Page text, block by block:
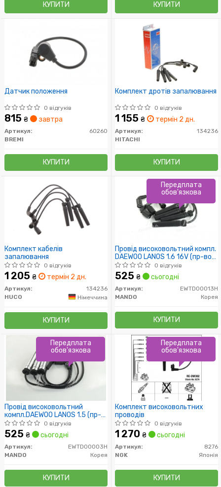
КУПИТИ КУПИТИ
Датчик положення
0 відгуків
815 ₴ завтра
Артикул:
60260
BREMI
КУПИТИ
Комплект дротів запалювання
0 відгуків
1 155 ₴ термін 2 дн.
Артикул:
134236
HITACHI
КУПИТИ
Комплект кабелів
запалювання
0 відгуків
1 205 ₴ термін 2 дн.
Артикул:
134236
HUCO
Німеччина
КУПИТИ
Провід високовольтний компл.
DAEWOO LANOS 1.6 16V (пр-во
пр-во Mando)0 відгуків
525 ₴ сьогодні
Артикул:
EWTD00013H
MANDO
Корея
КУПИТИ
Передплата
обов'язкова
Провід високовольтний
компл.DAEWOO LANOS 1.5 (пр-
во пр-во Mando)0 відгуків
525 ₴ сьогодні
Артикул:
EWTD00003H
MANDO
Корея
КУПИТИ
Передплата
обов'язкова
Комплект високовольтних
проводів
0 відгуків
1 270 ₴ сьогодні
Артикул:
8276
NGK
Японія
КУПИТИ
Передплата
обов'язкова